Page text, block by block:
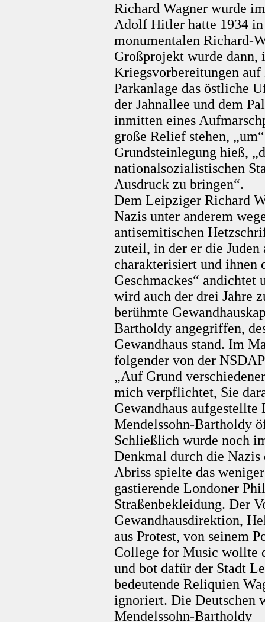
Richard Wagner wurde
Adolf Hitler hatte 1934
monumentalen Richard-
Großprojekt wurde
Kriegsvorbereitungen
Parkanlage das östliche
der Jahnallee und dem
inmitten eines
große Relief stehen,
Grundsteinlegung hieß,
nationalsozialistischen
Ausdruck zu bringen“.
Dem Leipziger Richard
Nazis unter anderem
antisemitischen
zuteil, in der er die Juden
charakterisiert und ihnen
Geschmackes“
wird auch der drei Jahre
berühmte
Bartholdy angegriffen,
Gewandhaus stand. Im
folgender von der
„Auf Grund
mich verpflichtet, Sie
Gewandhaus
Mendelssohn-Bartholdy
Schließlich wurde noch
Denkmal durch die Nazis
Abriss spielte das
gastierende Londoner
Straßenbekleidung. Der
Gewandhausdirektion,
aus Protest, von seinem
College for Music wollte
und bot dafür der Stadt
bedeutende Reliquien
ignoriert. Die Deutschen
Mendelssohn-Bartholdy